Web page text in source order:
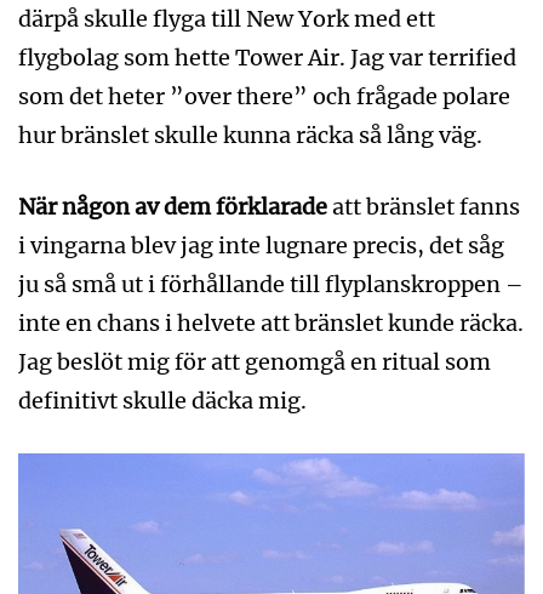
därpå skulle flyga till New York med ett
flygbolag som hette Tower Air. Jag var terrified
som det heter ”over there” och frågade polare
hur bränslet skulle kunna räcka så lång väg.
När någon av dem förklaradeatt bränslet fanns
i vingarna blev jag inte lugnare precis, det såg
ju så små ut i förhållande till flyplanskroppen –
inte en chans i helvete att bränslet kunde räcka.
Jag beslöt mig för att genomgå en ritual som
definitivt skulle däcka mig.